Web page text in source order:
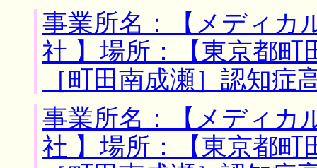
事業所名：【メディ
社 】場所：【東京都町
［町田南成瀬］認知
事業所名：【メディ
社 】場所：【東京都町